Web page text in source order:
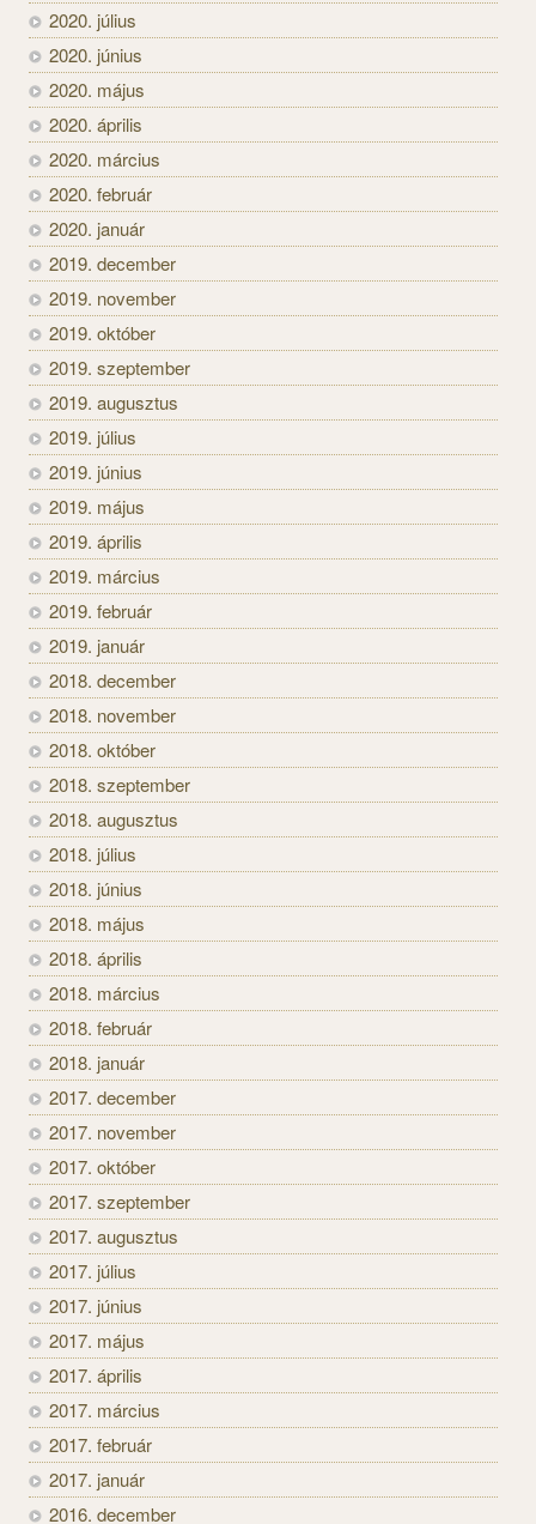
2020. július
2020. június
2020. május
2020. április
2020. március
2020. február
2020. január
2019. december
2019. november
2019. október
2019. szeptember
2019. augusztus
2019. július
2019. június
2019. május
2019. április
2019. március
2019. február
2019. január
2018. december
2018. november
2018. október
2018. szeptember
2018. augusztus
2018. július
2018. június
2018. május
2018. április
2018. március
2018. február
2018. január
2017. december
2017. november
2017. október
2017. szeptember
2017. augusztus
2017. július
2017. június
2017. május
2017. április
2017. március
2017. február
2017. január
2016. december